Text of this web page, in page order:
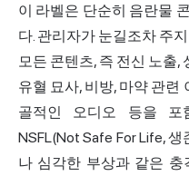
이 라벨은 단순히 음란물
다. 관리자가 눈길조차 주
모든 콘텐츠, 즉 전신 노출,
유혈 묘사, 비방, 마약 관련
골적인 오디오 등을
NSFL(Not Safe For Life,
나 심각한 부상과 같은 충